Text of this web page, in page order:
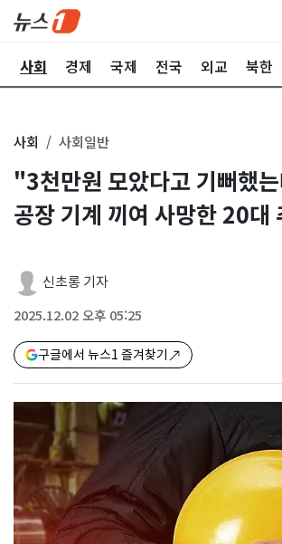
사회 경제 국제 전국 외교 북한
사회 사회일반
"3천만원 모았다고 기뻐했
공장 기계 끼여 사망한 20대
신초롱 기자
2025.12.02 오후 05:25
구글에서 뉴스1 즐겨찾기